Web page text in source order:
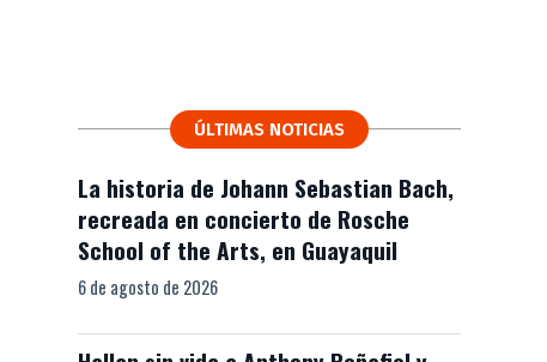
ÚLTIMAS NOTICIAS
La historia de Johann Sebastian Bach,
recreada en concierto de Rosche
School of the Arts, en Guayaquil
6 de agosto de 2026